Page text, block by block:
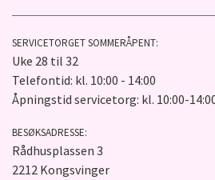
SERVICETORGET SOMMERÅPENT:
Uke 28 til 32
Telefontid: kl. 10:00 - 14:00
Åpningstid servicetorg: kl. 10:00-
BESØKSADRESSE:
Rådhusplassen 3
2212 Kongsvinger